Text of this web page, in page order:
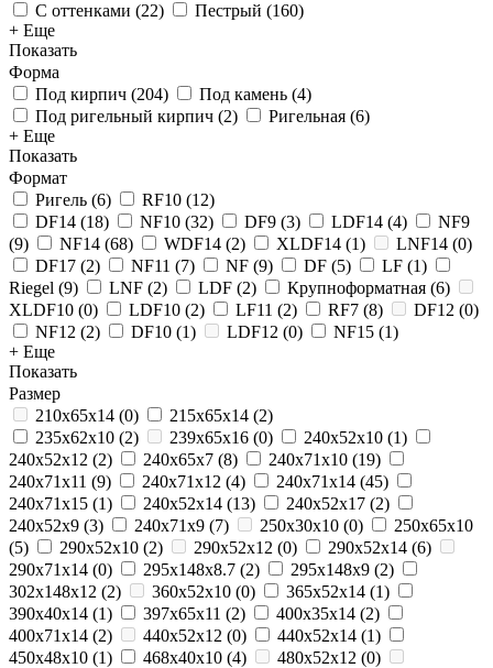
С оттенками (22) Пестрый (160)
+ Еще
Показать
Форма
Под кирпич (204) Под камень (4)
Под ригельный кирпич (2) Ригельная (6)
+ Еще
Показать
Формат
Ригель (6) RF10 (12)
DF14 (18) NF10 (32) DF9 (3) LDF14 (4)
NF9
(9) NF14 (68) WDF14 (2) XLDF14 (1) LNF14 (0)
DF17 (2) NF11 (7) NF (9) DF (5) LF (1)
Riegel (9) LNF (2) LDF (2) Крупноформатная (6)
XLDF10 (0) LDF10 (2) LF11 (2) RF7 (8) DF12 (0)
NF12 (2) DF10 (1) LDF12 (0) NF15 (1)
+ Еще
Показать
Размер
210x65x14 (0) 215х65х14 (2)
235x62x10 (2) 239х65х16 (0) 240x52x10 (1)
240x52x12 (2) 240x65x7 (8) 240x71x10 (19)
240x71x11 (9) 240x71x12 (4) 240x71x14 (45)
240x71x15 (1) 240х52х14 (13) 240х52х17 (2)
240х52х9 (3) 240х71х9 (7) 250x30x10 (0)
250x65x10
(5) 290x52x10 (2) 290x52x12 (0) 290x52x14 (6)
290x71x14 (0) 295х148х8.7 (2) 295х148х9 (2)
302х148х12 (2) 360х52х10 (0) 365x52x14 (1)
390x40x14 (1) 397x65x11 (2) 400х35х14 (2)
400х71х14 (2) 440x52x12 (0) 440х52х14 (1)
450x48x10 (1) 468x40x10 (4) 480х52х12 (0)